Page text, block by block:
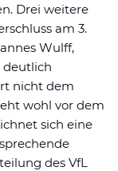
Drei weitere
am 3.
Wulff,
deutlich
nicht dem
wohl vor dem
sich eine
des VfL